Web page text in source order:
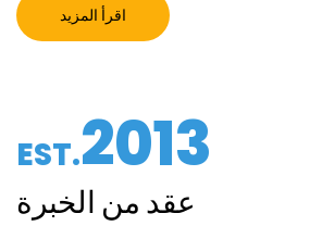
اقرأ المزيد
EST.2013
عقد من الخبرة